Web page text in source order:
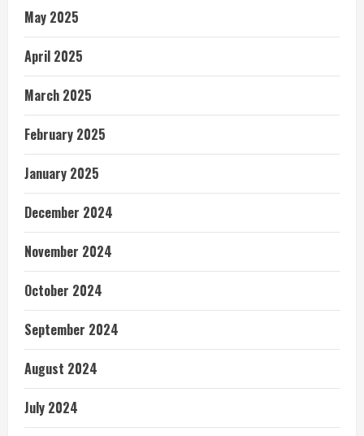
May 2025
April 2025
March 2025
February 2025
January 2025
December 2024
November 2024
October 2024
September 2024
August 2024
July 2024